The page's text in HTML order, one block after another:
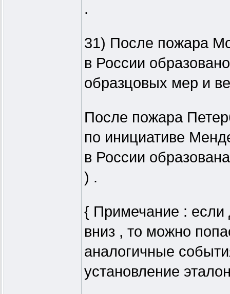
.
31) После пожара
в России
образцовых мер и
После пожара
по инициативе
в России
) .
{ Примечание : если
вниз , то можно
аналогичные
установление